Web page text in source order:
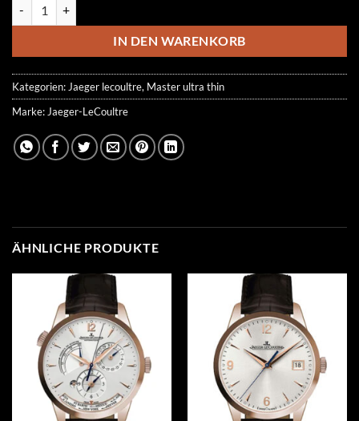
499.00 €269.00 €.
IN DEN WARENKORB
Kategorien: Jaeger lecoultre, Master ultra thin
Marke: Jaeger-LeCoultre
ÄHNLICHE PRODUKTE